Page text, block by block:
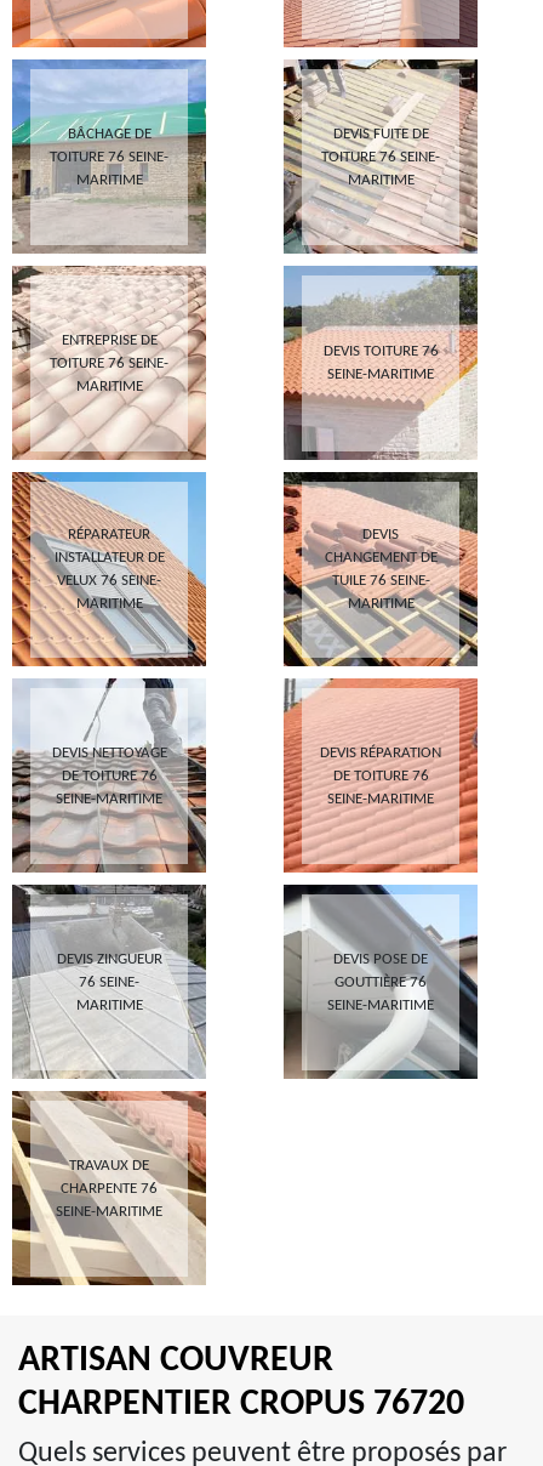
BÂCHAGE DE
TOITURE 76 SEINE-
MARITIME
DEVIS FUITE DE
TOITURE 76 SEINE-
MARITIME
ENTREPRISE DE
TOITURE 76 SEINE-
MARITIME
DEVIS TOITURE 76
SEINE-MARITIME
RÉPARATEUR
INSTALLATEUR DE
VELUX 76 SEINE-
MARITIME
DEVIS
CHANGEMENT DE
TUILE 76 SEINE-
MARITIME
DEVIS NETTOYAGE
DE TOITURE 76
SEINE-MARITIME
DEVIS RÉPARATION
DE TOITURE 76
SEINE-MARITIME
DEVIS ZINGUEUR
76 SEINE-
MARITIME
DEVIS POSE DE
GOUTTIÈRE 76
SEINE-MARITIME
TRAVAUX DE
CHARPENTE 76
SEINE-MARITIME
ARTISAN COUVREUR
CHARPENTIER CROPUS 76720
Quels services peuvent être proposés par